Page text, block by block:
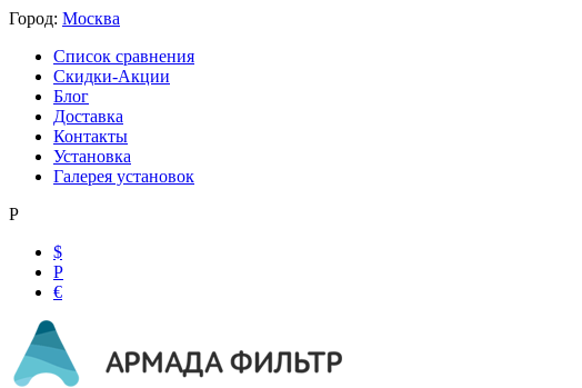
Город: Москва
Список сравнения
Скидки-Акции
Блог
Доставка
Контакты
Установка
Галерея установок
Р
$
Р
€